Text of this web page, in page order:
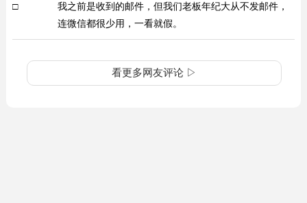
□
我之前是收到的邮件，但我们老板年纪大从不发邮件，
连微信都很少用，一看就假。
看更多网友评论 ▷